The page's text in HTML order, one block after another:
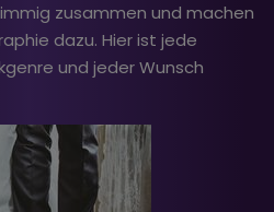
zusammen und machen
dazu. Hier ist jede
und jeder Wunsch